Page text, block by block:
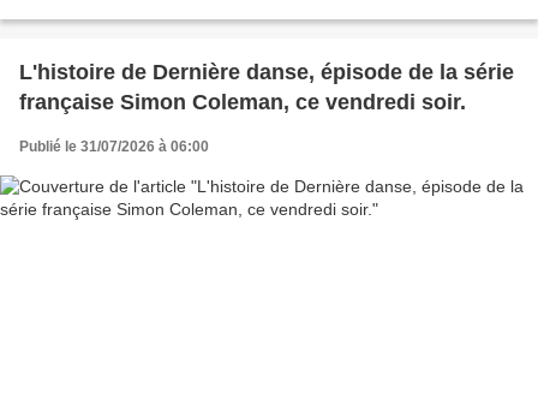
L'histoire de Dernière danse, épisode de la série
française Simon Coleman, ce vendredi soir.
Publié le 31/07/2026 à 06:00